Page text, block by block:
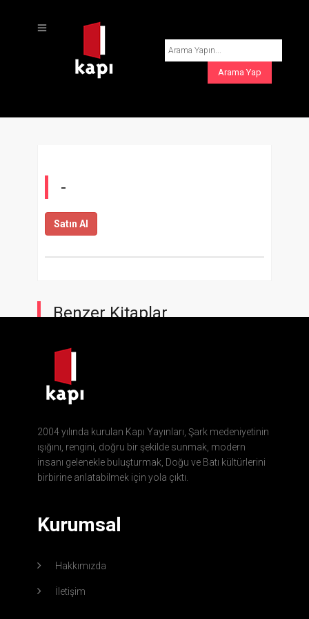
-
Satın Al
Benzer Kitaplar
2004 yılında kurulan Kapı Yayınları, Şark medeniyetinin
ışığını, rengini, doğru bir şekilde sunmak, modern
insanı gelenekle buluşturmak, Doğu ve Batı kültürlerini
birbirine anlatabilmek için yola çıktı.
Kurumsal
Hakkımızda
İletişim